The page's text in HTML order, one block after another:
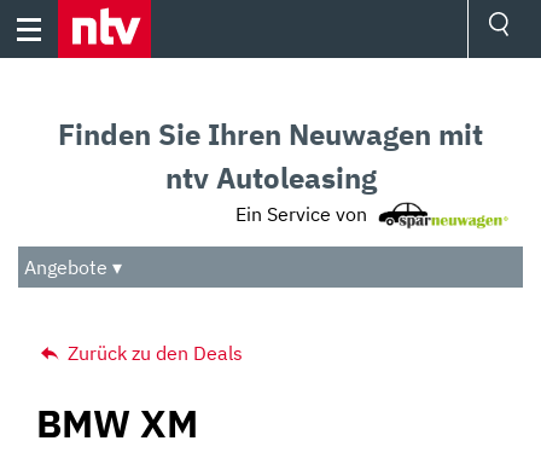
Skip
Audio
Das Beste
Finden Sie Ihren Neuwagen mit
ntv Autoleasing
Ein Service von
Angebote ▾
Zurück zu den Deals
BMW XM